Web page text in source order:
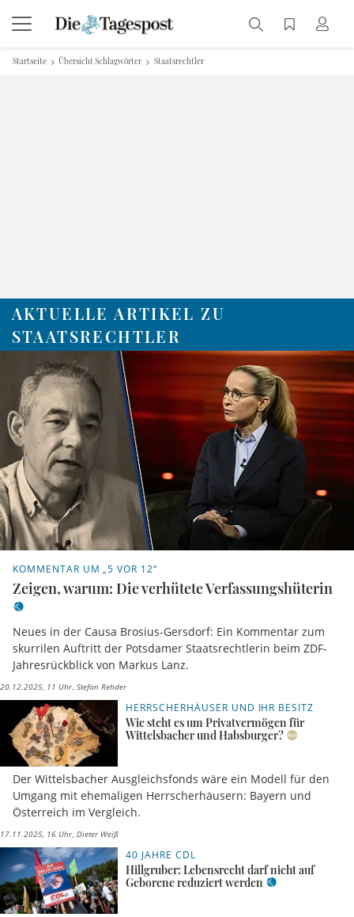
Startseite Übersicht Schlagwörter Staatsrechtler
AKTUELLE ARTIKEL ZU
STAATSRECHTLER
KOMMENTAR UM „5 VOR 12“
Zeigen, warum: Die verhütete Verfassungshüterin
Neues in der Causa Brosius-Gersdorf: Ein Kommentar zum
skurrilen Auftritt der Potsdamer Staatsrechtlerin beim ZDF-
Jahresrückblick von Markus Lanz.
20.12.2025, 11 Uhr Stefan Rehder
HERRSCHERHÄUSER UND IHR BESITZ
Wie steht es um Privatvermögen für
Wittelsbacher und Habsburger?
Der Wittelsbacher Ausgleichsfonds wäre ein Modell für den
Umgang mit ehemaligen Herrscherhäusern: Bayern und
Österreich im Vergleich.
17.11.2025, 16 Uhr Dieter Weiß
40 JAHRE CDL
Hillgruber: Lebensrecht darf nicht auf
Geborene reduziert werden